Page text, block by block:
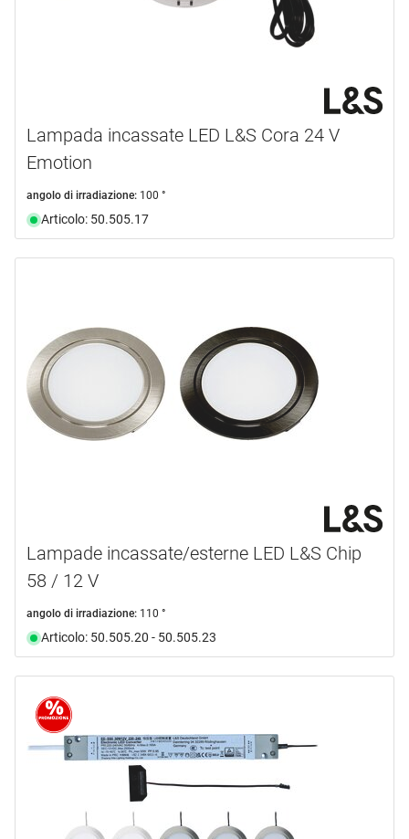
Lampada incassate LED L&S Cora 24 V
Emotion
angolo di irradiazione: 100 °
Articolo: 50.505.17
Lampade incassate/esterne LED L&S Chip
58 / 12 V
angolo di irradiazione: 110 °
Articolo: 50.505.20 - 50.505.23